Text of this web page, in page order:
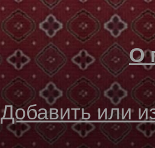
О
Добавить или